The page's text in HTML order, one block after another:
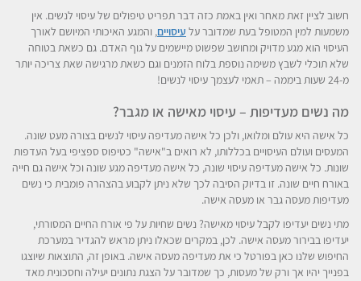
חשוב לציין זאת מאחר ואין באמת כזה דבר תפריט טיפולים של עיסוי לנשים. אין
משמעות למין המטופל בעת שמדובר על עיסויים, והמגע האיכותי המיושם לאורך
העיסוי הוא מגע מדויק ומחושב שפשוט מיישמים על גוף האדם. גם כשאת בטוחה
שלא תוכלי לשבץ משימה נוספת בלוח הזמנים וגם כשאת מרגישה שאת צריכה יותר
מ-24 שעות ביממה – תאמי לעצמך עיסוי לנשים!
מה נשים מעדיפות – עיסוי מאישה או מגבר?
כל אישה היא עולם ומלואו, ולכן כל אישה מעדיפה עיסוי לנשים בצורה מעט שונה.
המעסים ועולם העיסויים בכללותו, לא רואים ב"אישה" כטיפוס ספציפי בעל העדפות
שונות. כל אישה מעדיפה עיסוי שונה, כל אישה מעדיפה מגע שונה וכל אישה גם חייה
באורח חיים שונה. זו בדיוק הסיבה לכך שלא ניתן לקבוע בהצהרה פומבית כי נשים
מעדיפות מעסה גבר או מעסה אישה.
מתי נשים יעדיפו לקבל עיסוי מאישה? נשים שחיות על פי אורח החיים המסורתי,
יעדיפו בבירור מעסה אישה. לכן, במקרים שכאלו ניתן מראש להגדיר במערכת
החיפוש שלנו כאן בפורטל כי את מעדיפה מעסה אישה. באופן זה, התוצאות שיוצגו
בפנייך יהיו אך ורק של מעסות, כך שמדובר על הצגת נתונים יעילה וחסכונית מאד